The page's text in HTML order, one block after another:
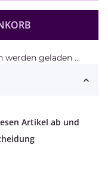
werden geladen ...
Artikel ab und